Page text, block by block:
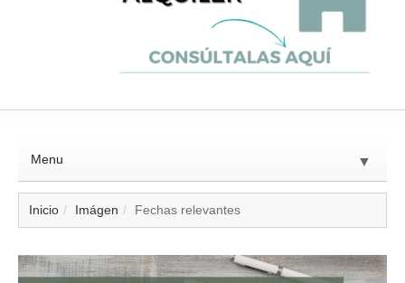
Menu ▼
Inicio Imágen Fechas relevantes